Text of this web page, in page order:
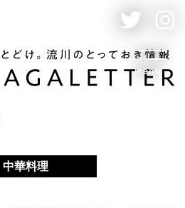
menu
中華料理